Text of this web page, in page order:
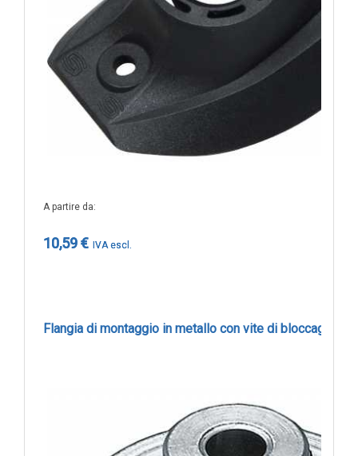
A partire da
10,59 €
Flangia di montaggio in metallo con vite di bloccaggio -